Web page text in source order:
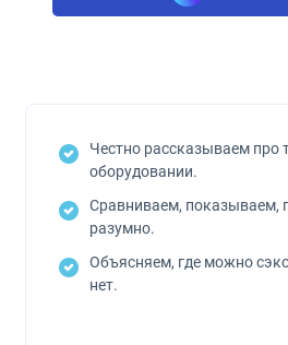
Честно рассказываем про
оборудовании.
Сравниваем, показываем,
разумно.
Объясняем, где можно
нет.